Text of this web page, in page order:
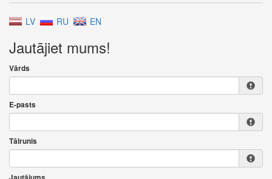
LV RU EN
Jautājiet mums!
Vārds
E-pasts
Tālrunis